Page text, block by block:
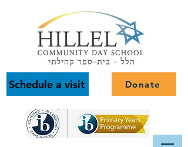
Schedule a visit Donate